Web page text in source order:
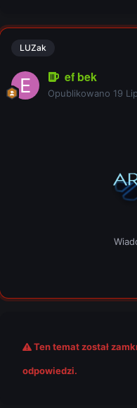
LUZak
ef bek
Opublikowano 19
Ten temat został
odpowiedzi.